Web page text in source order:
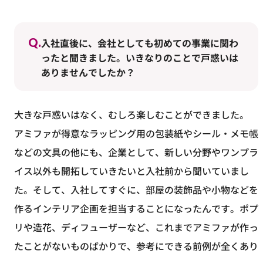
Q.入社直後に、会社としても初めての事業に関わ
ったと聞きました。いきなりのことで戸惑いは
ありませんでしたか？
大きな戸惑いはなく、むしろ楽しむことができました。
アミファが得意なラッピング用の包装紙やシール・メモ帳
などの文具の他にも、企業として、新しい分野やワンプラ
イス以外も開拓していきたいと入社前から聞いていまし
た。そして、入社してすぐに、部屋の装飾品や小物などを
作るインテリア企画を担当することになったんです。ポプ
リや造花、ディフューザーなど、これまでアミファが作っ
たことがないものばかりで、参考にできる前例が全くあり